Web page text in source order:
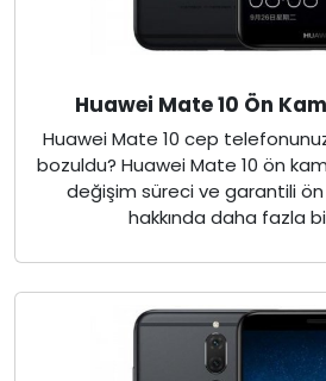
Huawei Mate 10 Ön
Huawei Mate 10 cep
bozuldu? Huawei Mate 10 ön
değişim süreci ve garantili ön
hakkında daha fazla